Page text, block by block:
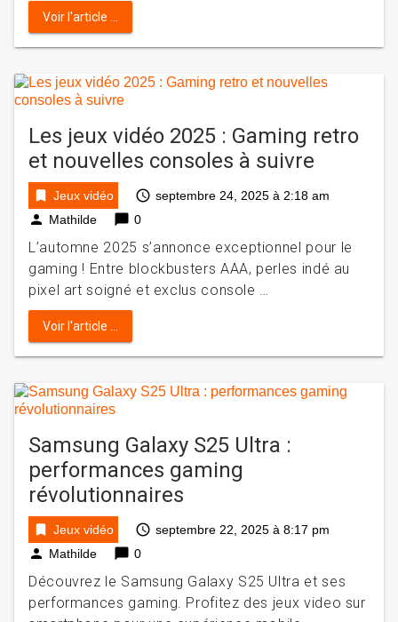
Voir l'article ...
Les jeux vidéo 2025 : Gaming retro
et nouvelles consoles à suivre
bookmark Jeux vidéo access_time septembre 24, 2025 à 2:18 am
person Mathilde chat_bubble 0
L’automne 2025 s’annonce exceptionnel pour le
gaming ! Entre blockbusters AAA, perles indé au
pixel art soigné et exclus console …
Voir l'article ...
Samsung Galaxy S25 Ultra :
performances gaming
révolutionnaires
bookmark Jeux vidéo access_time septembre 22, 2025 à 8:17 pm
person Mathilde chat_bubble 0
Découvrez le Samsung Galaxy S25 Ultra et ses
performances gaming. Profitez des jeux video sur